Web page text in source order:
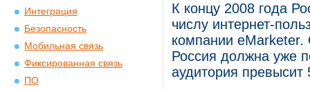
Интеграция
Безопасность
Мобильная связь
Фиксированная связь
ПО
К концу 2008 года
числу интернет-
компании
Россия должна уже
аудитория